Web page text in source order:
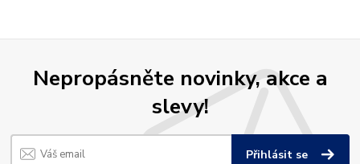
Nepropásněte novinky, akce a
slevy!
Přihlásit se